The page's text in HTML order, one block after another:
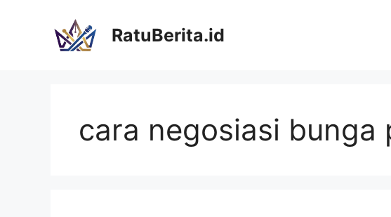
RatuBerita.id
cara negosiasi bunga